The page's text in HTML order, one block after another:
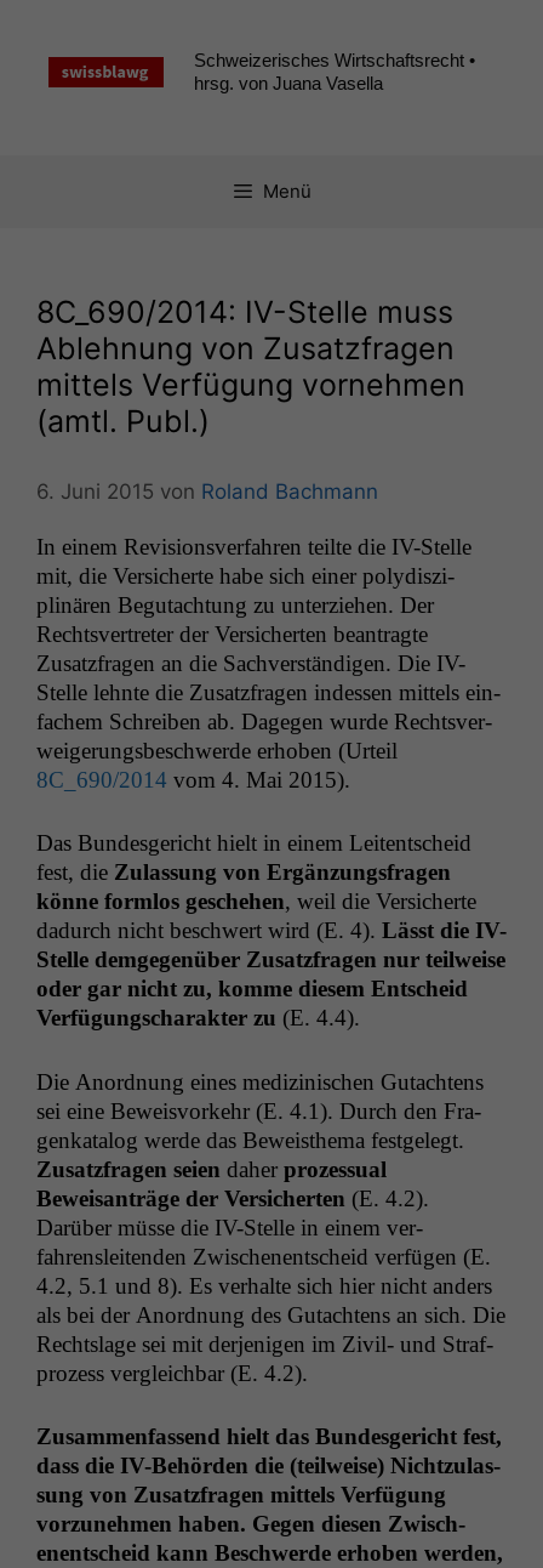
springen
Schweizerisches Wirtschaftsrecht •
hrsg. von Juana Vasella
Menü
8C_690/2014: IV-Stelle muss
Ablehnung von Zusatzfragen
mittels Verfügung vornehmen
(amtl. Publ.)
6. Juni 2015 von Roland Bachmann
In einem Revi­sionsver­fahren teilte die IV-Stelle
mit, die Ver­sicherte habe sich ein­er poly­diszi­
plinären Begutach­tung zu unterziehen. Der
Rechtsvertreter der Ver­sicherten beantragte
Zusatzfra­gen an die Sachver­ständi­gen. Die IV-
Stelle lehnte die Zusatzfra­gen indessen mit­tels ein­
fachem Schreiben ab. Dage­gen wurde Rechtsver­
weigerungs­beschw­erde erhoben (Urteil
8C_690/2014 vom 4. Mai 2015).
Das Bun­des­gericht hielt in einem Leit­entscheid
fest, die Zulas­sung von Ergänzungs­fra­gen
könne form­los geschehen, weil die Ver­sicherte
dadurch nicht beschw­ert wird (E. 4). Lässt die IV-
Stelle demge­genüber Zusatzfra­gen nur teil­weise
oder gar nicht zu, komme diesem Entscheid
Ver­fü­gungscharak­ter zu (E. 4.4).
Die Anord­nung eines medi­zinis­chen Gutacht­ens
sei eine Beweisvorkehr (E. 4.1). Durch den Fra­
genkat­a­log werde das Beweis­the­ma fest­gelegt.
Zusatzfra­gen seien daher prozes­su­al
Beweisanträge der Ver­sicherten (E. 4.2).
Darüber müsse die IV-Stelle in einem ver­
fahrenslei­t­en­den Zwis­ch­enentscheid ver­fü­gen (E.
4.2, 5.1 und 8). Es ver­halte sich hier nicht anders
als bei der Anord­nung des Gutacht­ens an sich. Die
Recht­slage sei mit der­jeni­gen im Ziv­il- und Straf­
prozess ver­gle­ich­bar (E. 4.2).
Zusam­men­fassend hielt das Bun­des­gericht fest,
dass die IV-Behör­den die (teil­weise) Nichtzu­las­
sung von Zusatzfra­gen mit­tels Ver­fü­gung
vorzunehmen haben. Gegen diesen Zwis­ch­
enentscheid kann Beschw­erde erhoben wer­den,